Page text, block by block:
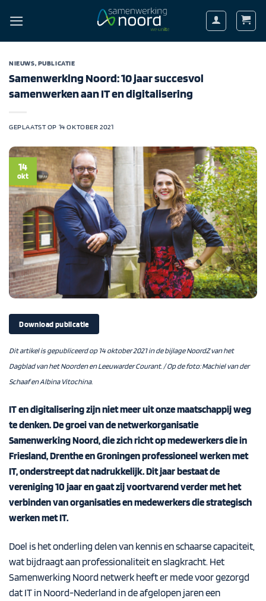
naar
NIEUWS, PUBLICATIE
Samenwerking Noord: 10 jaar succesvol
samenwerken aan IT en digitalisering
GEPLAATST OP 14 OKTOBER 2021
14
okt
Download publicatie
Dit artikel is gepubliceerd op 14 oktober 2021 in de bijlage NoordZ van het
Dagblad van het Noorden en Leeuwarder Courant. / Op de foto: Machiel van der
Schaaf en Albina Vitochina.
IT en digitalisering zijn niet meer uit onze maatschappij weg
te denken. De groei van de netwerkorganisatie
Samenwerking Noord, die zich richt op medewerkers die in
Friesland, Drenthe en Groningen professioneel werken met
IT, onderstreept dat nadrukkelijk. Dit jaar bestaat de
vereniging 10 jaar en gaat zij voortvarend verder met het
verbinden van organisaties en medewerkers die strategisch
werken met IT.
Doel is het onderling delen van kennis en schaarse capaciteit,
wat bijdraagt aan professionaliteit en slagkracht. Het
Samenwerking Noord netwerk heeft er mede voor gezorgd
dat IT in Noord-Nederland in de afgelopen jaren een